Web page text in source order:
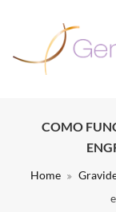
COMO
Home